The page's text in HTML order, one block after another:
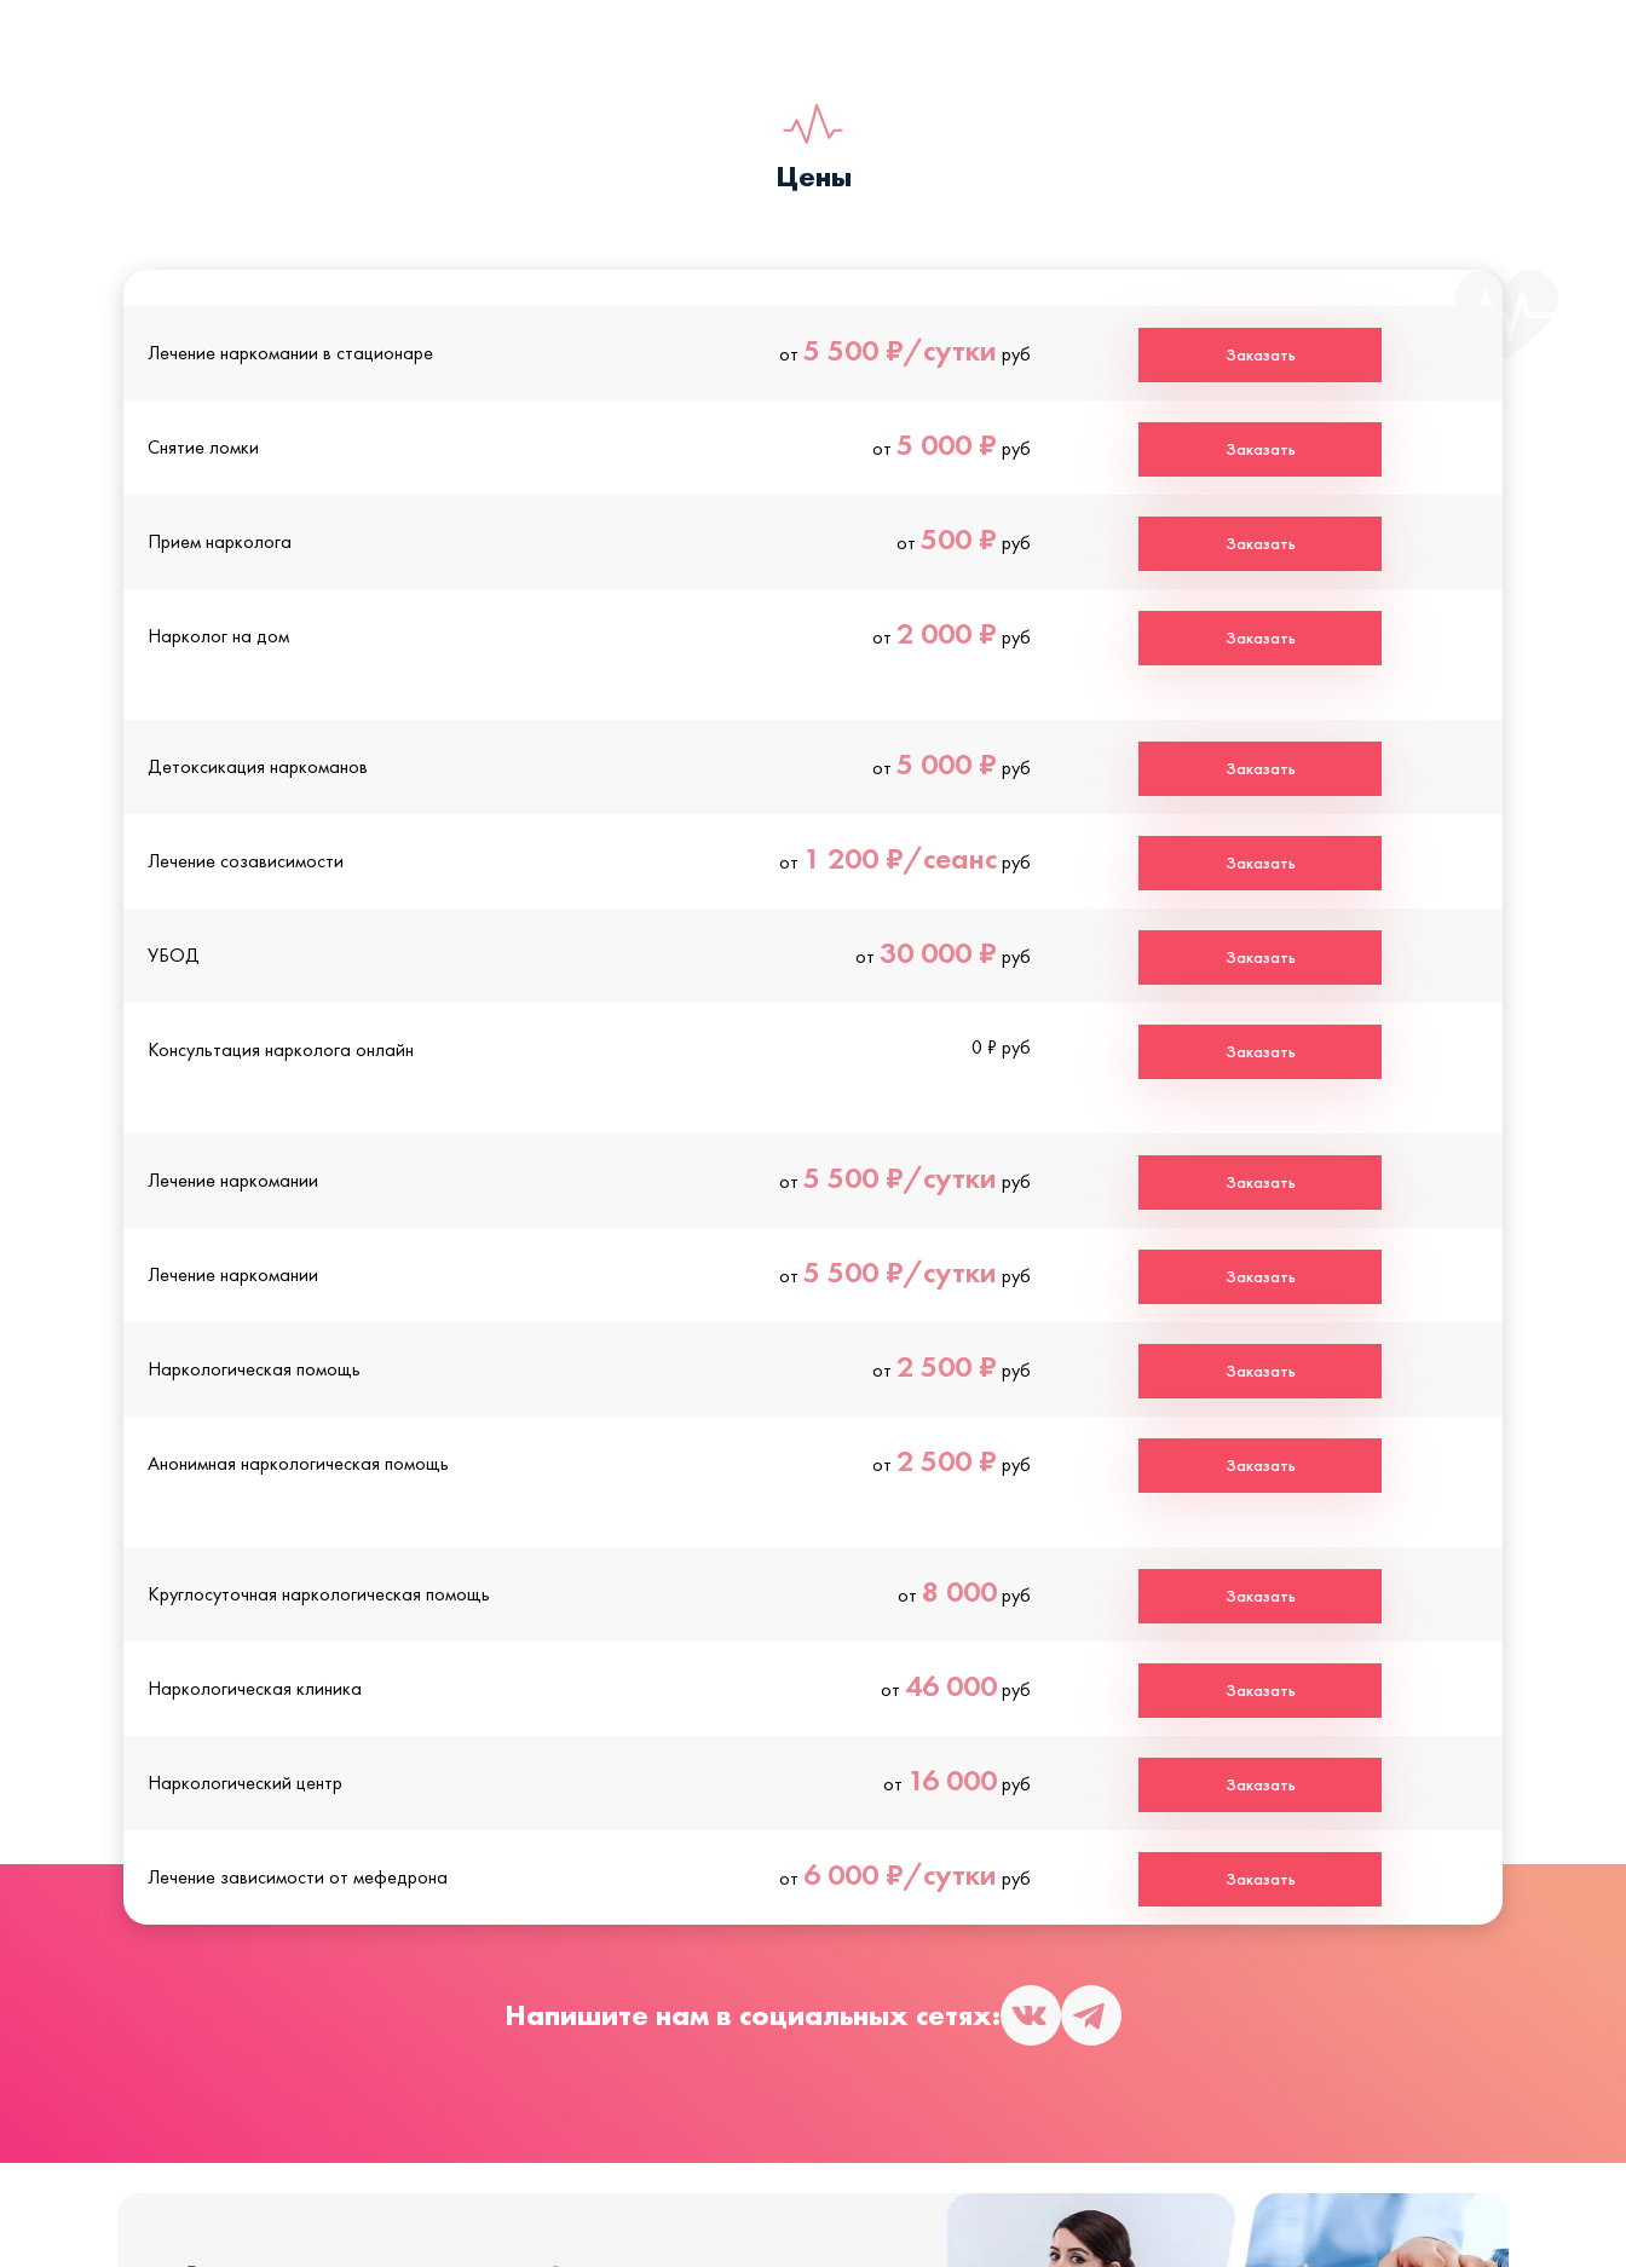
Цены
Лечение наркомании в стационаре от 5 500 ₽/сутки руб Заказать
Снятие ломки от 5 000 ₽ руб Заказать
Прием нарколога от 500 ₽ руб Заказать
Нарколог на дом от 2 000 ₽ руб Заказать
Детоксикация наркоманов от 5 000 ₽ руб Заказать
Лечение созависимости от 1 200 ₽/сеансруб Заказать
УБОД от 30 000 ₽ руб Заказать
Консультация нарколога онлайн 0 ₽ руб Заказать
Лечение наркомании от 5 500 ₽/сутки руб Заказать
Лечение наркомании от 5 500 ₽/сутки руб Заказать
Наркологическая помощь от 2 500 ₽ руб Заказать
Анонимная наркологическая помощь от 2 500 ₽ руб Заказать
Круглосуточная наркологическая помощь от 8 000руб Заказать
Наркологическая клиника от 46 000руб Заказать
Наркологический центр от 16 000руб Заказать
Лечение зависимости от мефедрона от 6 000 ₽/сутки руб Заказать
Напишите нам в социальных сетях: